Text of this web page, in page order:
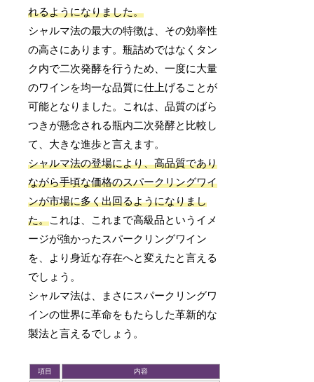
れるようになりました。
シャルマ法の最大の特徴は、その効率性
の高さにあります。瓶詰めではなくタン
ク内で二次発酵を行うため、一度に大量
のワインを均一な品質に仕上げることが
可能となりました。これは、品質のばら
つきが懸念される瓶内二次発酵と比較し
て、大きな進歩と言えます。
シャルマ法の登場により、高品質であり
ながら手頃な価格のスパークリングワイ
ンが市場に多く出回るようになりまし
た。これは、これまで高級品というイメ
ージが強かったスパークリングワイン
を、より身近な存在へと変えたと言える
でしょう。
シャルマ法は、まさにスパークリングワ
インの世界に革命をもたらした革新的な
製法と言えるでしょう。
項目 内容